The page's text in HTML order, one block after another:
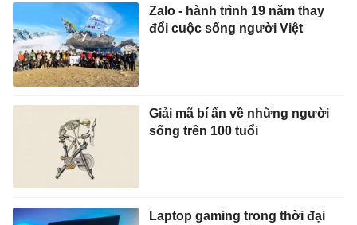
Zalo - hành trình 19 năm thay
đổi cuộc sống người Việt
Giải mã bí ẩn về những người
sống trên 100 tuổi
Laptop gaming trong thời đại